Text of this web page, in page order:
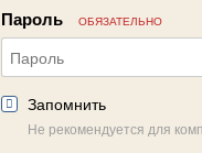
Пароль ОБЯЗАТЕЛЬНО
Запомнить
Не рекомендуется для